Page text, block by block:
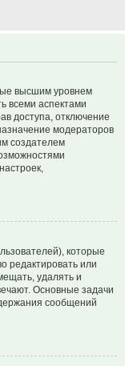
высшим уровнем
всеми аспектами
доступа, отключение
модераторов
создателем
которые
редактировать или
удалять и
Основные задачи
сообщений